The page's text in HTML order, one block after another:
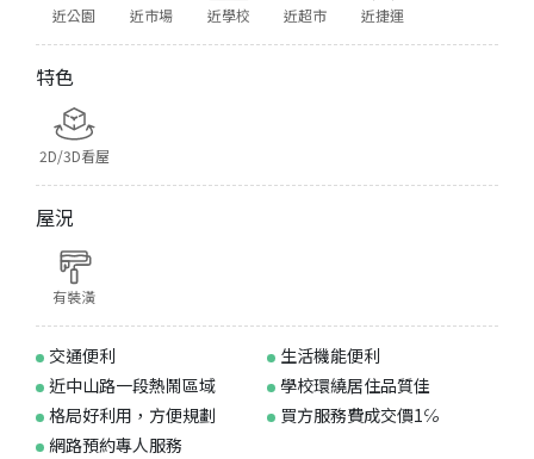
近公園 近市場 近學校 近超市 近捷運
特色
2D/3D看屋
屋況
有裝潢
交通便利
生活機能便利
近中山路一段熱鬧區域
學校環繞居住品質佳
格局好利用，方便規劃
買方服務費成交價1℅
網路預約專人服務